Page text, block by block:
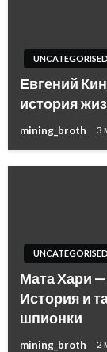
UNCATEGORISED
Евгений
история
mining_broth 3
UNCATEGORISED
Мата Хари
История и
шпионки
mining_broth 2